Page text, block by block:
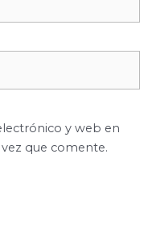
y web en
que comente.